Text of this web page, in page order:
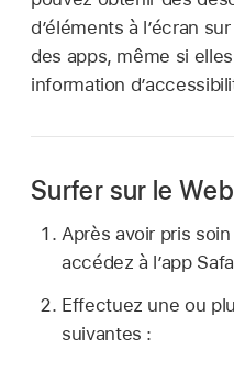
d’éléments à l’écran
des apps, même si
information
Surfer sur le
Après avoir pris
accédez à l’app
Effectuez une ou
suivantes :